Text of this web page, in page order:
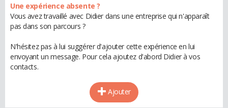
Une expérience absente ?
Vous avez travaillé avec Didier dans une entreprise qui n'apparaît
pas dans son parcours ?
N'hésitez pas à lui suggérer d'ajouter cette expérience en lui
envoyant un message. Pour cela ajoutez d'abord Didier à vos
contacts.
Ajouter